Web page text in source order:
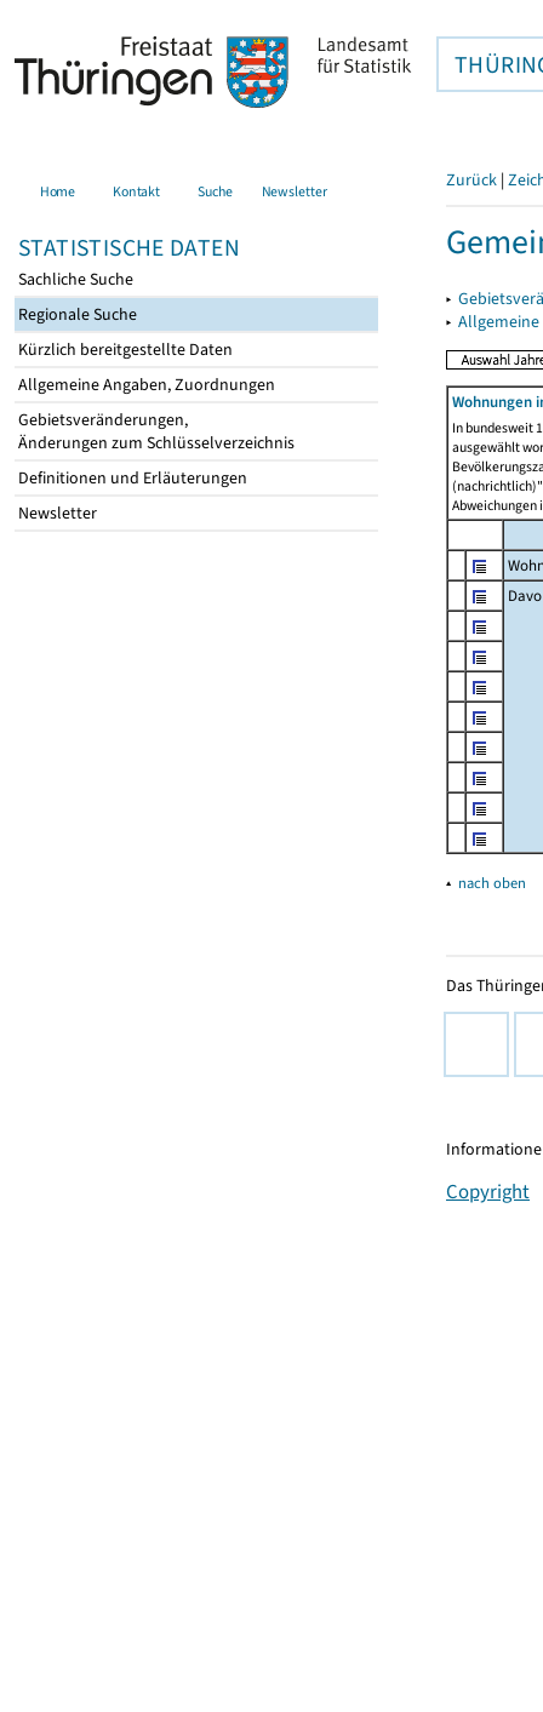
Home Kontakt Suche Newsletter
STATISTISCHE DATEN
Sachliche Suche
Regionale Suche
Kürzlich bereitgestellte Daten
Allgemeine Angaben, Zuordnungen
Gebietsveränderungen,
Änderungen zum Schlüsselverzeichnis
Definitionen und Erläuterungen
Newsletter
Zurück |
▸
▸
Wohnungen
In bundesweit
ausgewählt
Abweichungen
▴ nach oben
Das
Copyright